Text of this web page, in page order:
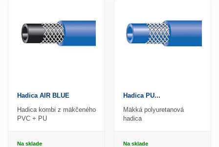
Hadica AIR BLUE
Hadica kombi z mäkčeného
PVC + PU
Na sklade
Hadica PU...
Mäkká polyuretanová
hadica
Na sklade